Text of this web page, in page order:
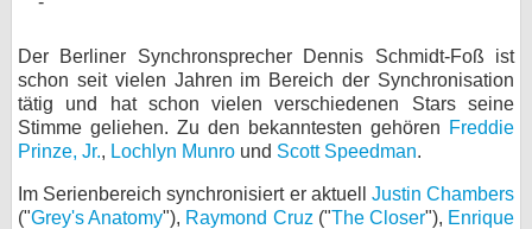
Der Berliner Synchronsprecher Dennis Schmidt-Foß ist
schon seit vielen Jahren im Bereich der Synchronisation
tätig und hat schon vielen verschiedenen Stars seine
Stimme geliehen. Zu den bekanntesten gehören Freddie
Prinze, Jr., Lochlyn Munro und Scott Speedman.
Im Serienbereich synchronisiert er aktuell Justin Chambers
("Grey's Anatomy"), Raymond Cruz ("The Closer"), Enrique
Forum
bei X
bei Facebook